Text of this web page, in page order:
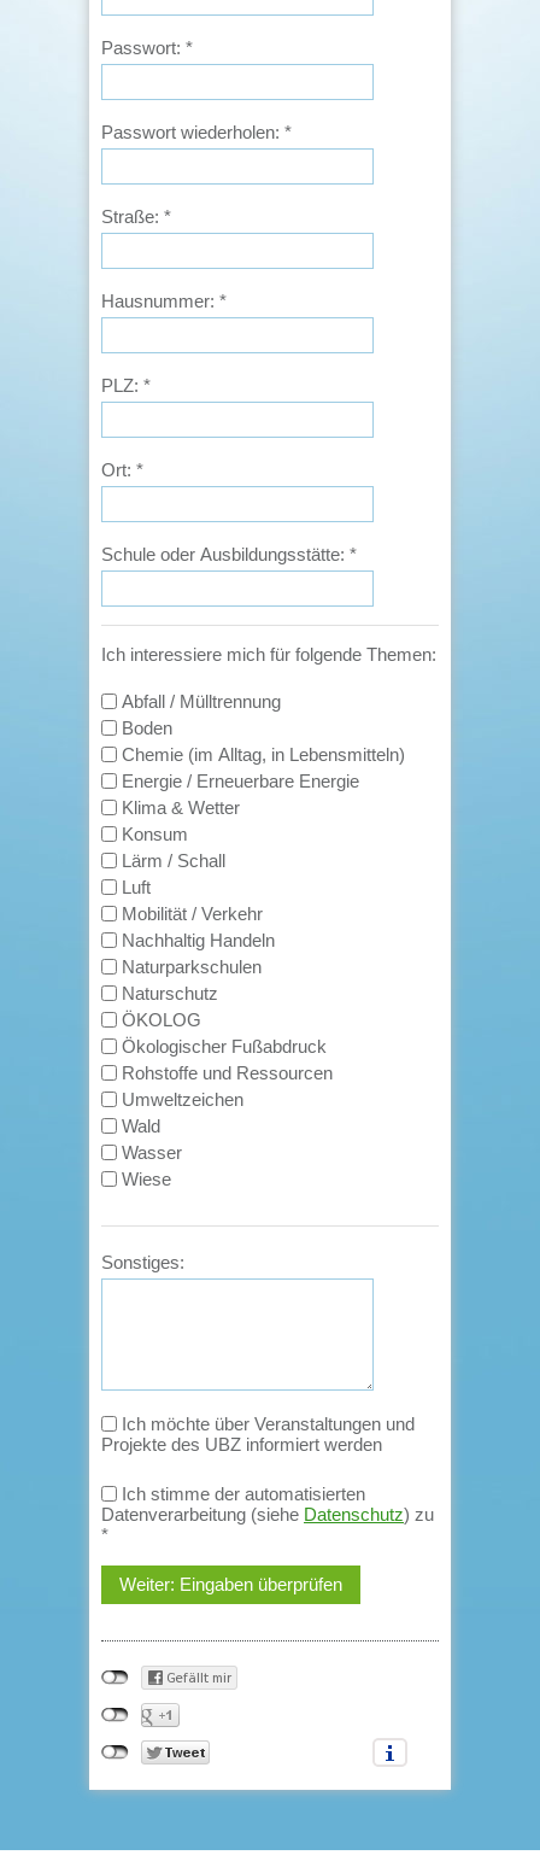
Passwort: *
Passwort wiederholen: *
Straße: *
Hausnummer: *
PLZ: *
Ort: *
Schule oder Ausbildungsstätte: *
Ich interessiere mich für folgende Themen:
Abfall / Mülltrennung
Boden
Chemie (im Alltag, in Lebensmitteln)
Energie / Erneuerbare Energie
Klima & Wetter
Konsum
Lärm / Schall
Luft
Mobilität / Verkehr
Nachhaltig Handeln
Naturparkschulen
Naturschutz
ÖKOLOG
Ökologischer Fußabdruck
Rohstoffe und Ressourcen
Umweltzeichen
Wald
Wasser
Wiese
Sonstiges:
Projekte des UBZ informiert werden
Datenverarbeitung (siehe Datenschutz) zu
*